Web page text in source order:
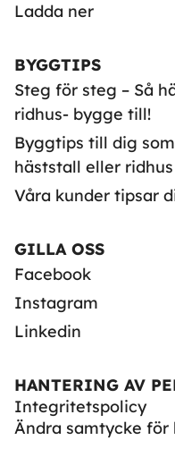
Ladda ner
BYGGTIPS
Steg för steg – Så
ridhus- bygge till!
Byggtips till dig
häststall eller ridhus
Våra kunder tipsar
GILLA OSS
Facebook
Instagram
Linkedin
HANTERING AV
Integritetspolicy
Ändra samtycke för